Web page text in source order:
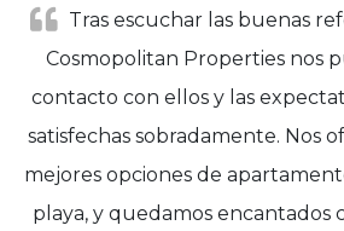
Tras escuchar las buenas
Cosmopolitan Properties nos
contacto con ellos y las
satisfechas sobradamente. Nos
mejores opciones de
playa, y quedamos encantados